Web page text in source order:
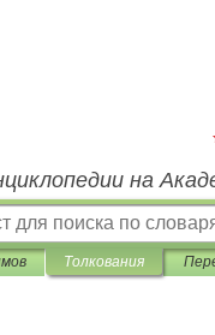
на
Толкования